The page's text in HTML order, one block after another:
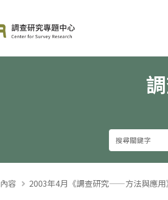
—方法與應用期刊
容 2003年4月《調查研究——方法與應用